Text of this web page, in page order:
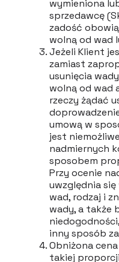
wymieniona
sprzedawcę
zadość
wolną od wad
Jeżeli Klient
zamiast
usunięcia
wolną od wad
rzeczy żądać
umową w
jest
nadmiernych
sposobem
Przy ocenie
uwzględnia
wad, rodzaj i
wady, a także
inny sposób
Obniżona
takiej